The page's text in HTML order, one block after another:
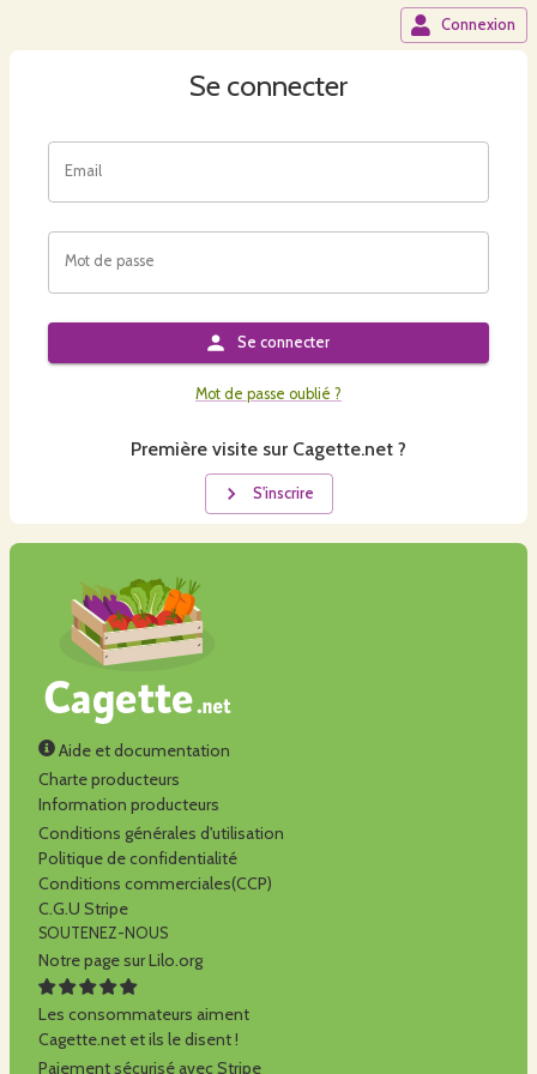
Connexion
Se connecter
Email
Mot de passe
Se connecter
Mot de passe oublié ?
Première visite sur Cagette.net ?
S'inscrire
Aide et documentation
Charte producteurs
Information producteurs
Conditions générales d'utilisation
Politique de confidentialité
Conditions commerciales(CCP)
C.G.U Stripe
SOUTENEZ-NOUS
Notre page sur Lilo.org
Les consommateurs aiment
Cagette.net et ils le disent !
Paiement sécurisé avec Stripe